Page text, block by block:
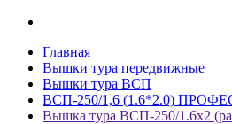
Главная
Вышки тура передвижные
Вышки тура ВСП
ВСП-250/1,6 (1.6*2.0)
Вышка тура ВСП-250/1.6х2